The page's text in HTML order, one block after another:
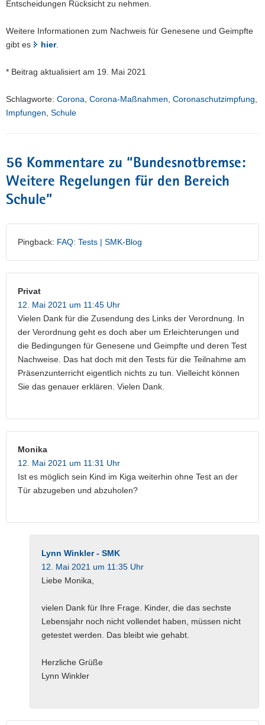
Entscheidungen Rücksicht zu nehmen.
Weitere Informationen zum Nachweis für Genesene und Geimpfte
gibt es
hier.
* Beitrag aktualisiert am 19. Mai 2021
Schlagworte: Corona Corona-Maßnahmen Coronaschutzimpfung
Impfungen Schule
56 Kommentare zu “Bundesnotbremse:
Weitere Regelungen für den Bereich
Schule”
Pingback: FAQ: Tests | SMK-Blog
Privat
12. Mai 2021 um 11:45 Uhr
Vielen Dank für die Zusendung des Links der Verordnung. In
der Verordnung geht es doch aber um Erleichterungen und
die Bedingungen für Genesene und Geimpfte und deren Test
Nachweise. Das hat doch mit den Tests für die Teilnahme am
Präsenzunterricht eigentlich nichts zu tun. Vielleicht können
Sie das genauer erklären. Vielen Dank.
Monika
12. Mai 2021 um 11:31 Uhr
Ist es möglich sein Kind im Kiga weiterhin ohne Test an der
Tür abzugeben und abzuholen?
Lynn Winkler - SMK
12. Mai 2021 um 11:35 Uhr
Liebe Monika,
vielen Dank für Ihre Frage. Kinder, die das sechste
Lebensjahr noch nicht vollendet haben, müssen nicht
getestet werden. Das bleibt wie gehabt.
Herzliche Grüße
Lynn Winkler